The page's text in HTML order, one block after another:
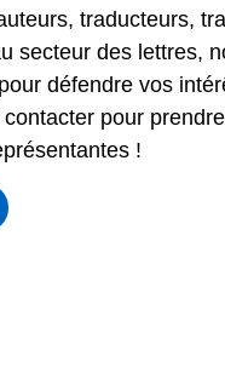
traducteurs,
secteur des lettres,
défendre vos
pour
!